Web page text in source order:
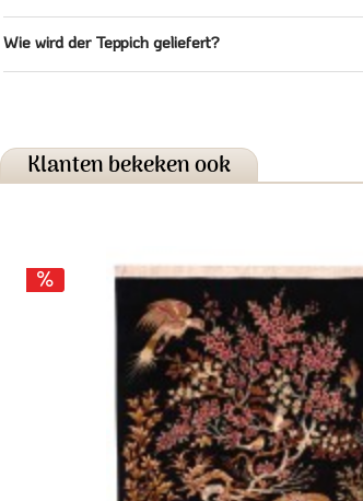
Wie wird der Teppich geliefert?
Klanten bekeken ook